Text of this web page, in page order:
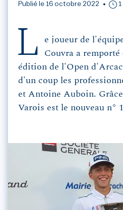
Publié le 16 octobre 2022
L
e joueur de
Couvra a remporté
édition de l'Open
d'un coup les
et Antoine Auboin.
Varois est le nouveau n°